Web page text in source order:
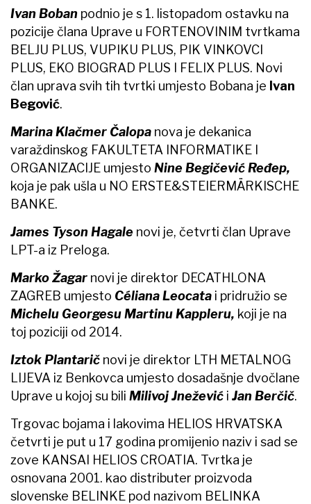
Ivan Boban podnio je s 1. listopadom ostavku na
pozicije člana Uprave u FORTENOVINIM tvrtkama
BELJU PLUS, VUPIKU PLUS, PIK VINKOVCI
PLUS, EKO BIOGRAD PLUS I FELIX PLUS. Novi
član uprava svih tih tvrtki umjesto Bobana je Ivan
Begović.
Marina Klačmer Čalopa nova je dekanica
varaždinskog FAKULTETA INFORMATIKE I
ORGANIZACIJE umjesto Nine Begičević Ređep,
koja je pak ušla u NO ERSTE&STEIERMÄRKISCHE
BANKE.
James Tyson Hagale novi je, četvrti član Uprave
LPT-a iz Preloga.
Marko Žagar novi je direktor DECATHLONA
ZAGREB umjesto Céliana Leocata i pridružio se
Michelu Georgesu Martinu Kappleru, koji je na
toj poziciji od 2014.
Iztok Plantarič novi je direktor LTH METALNOG
LIJEVA iz Benkovca umjesto dosadašnje dvočlane
Uprave u kojoj su bili Milivoj Jnežević i Jan Berčič.
Trgovac bojama i lakovima HELIOS HRVATSKA
četvrti je put u 17 godina promijenio naziv i sad se
zove KANSAI HELIOS CROATIA. Tvrtka je
osnovana 2001. kao distributer proizvoda
slovenske BELINKE pod nazivom BELINKA